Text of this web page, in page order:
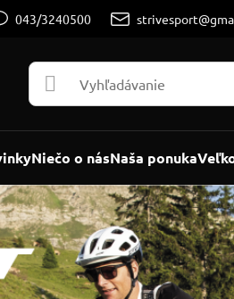
043/3240500
Niečo o násNaša ponuka